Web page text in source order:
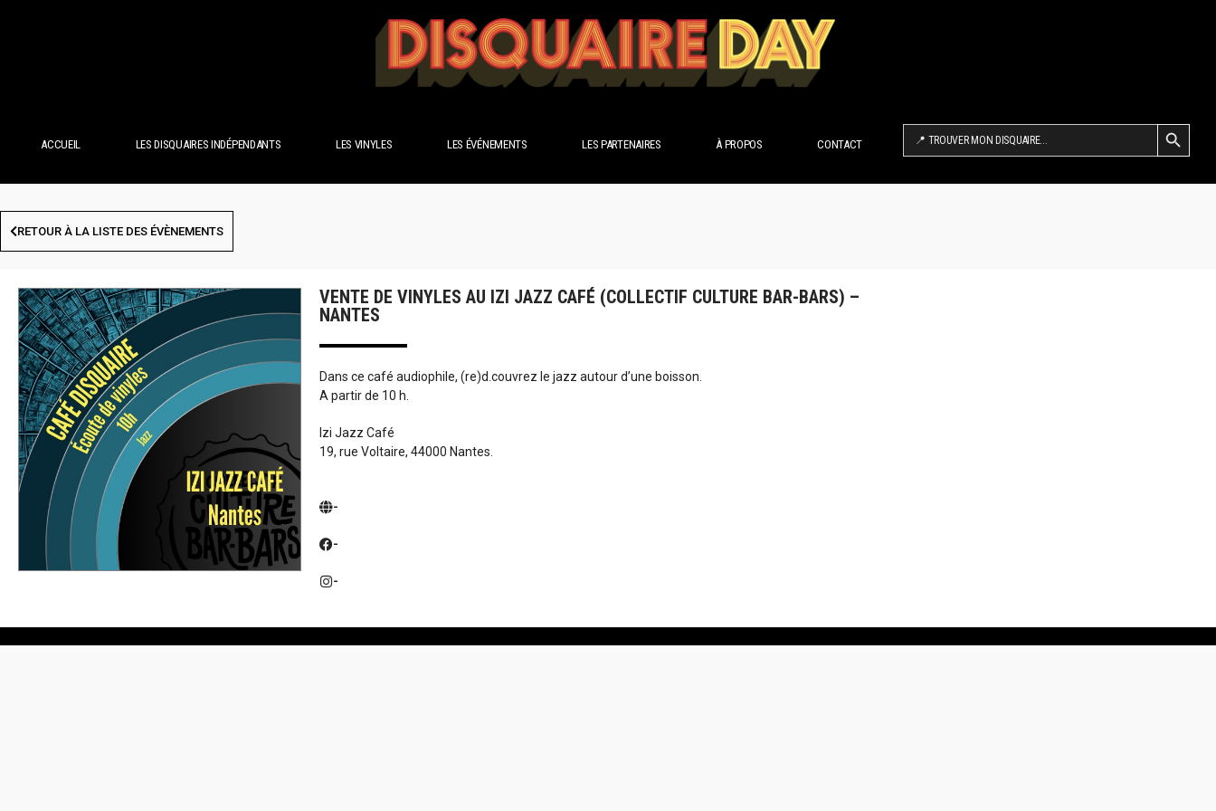
ACCUEIL LES DISQUAIRES INDÉPENDANTS LES VINYLES LES ÉVÉNEMENTS LES PARTENAIRES À PROPOS CONTACT
Search
for:
SEARCH BUTTON
RETOUR À LA LISTE DES ÉVÈNEMENTS
VENTE DE VINYLES AU IZI JAZZ CAFÉ (COLLECTIF CULTURE BAR-BARS) –
NANTES
Dans ce café audiophile, (re)d.couvrez le jazz autour d’une boisson.
A partir de 10 h.
Izi Jazz Café
19, rue Voltaire, 44000 Nantes.
-
-
-